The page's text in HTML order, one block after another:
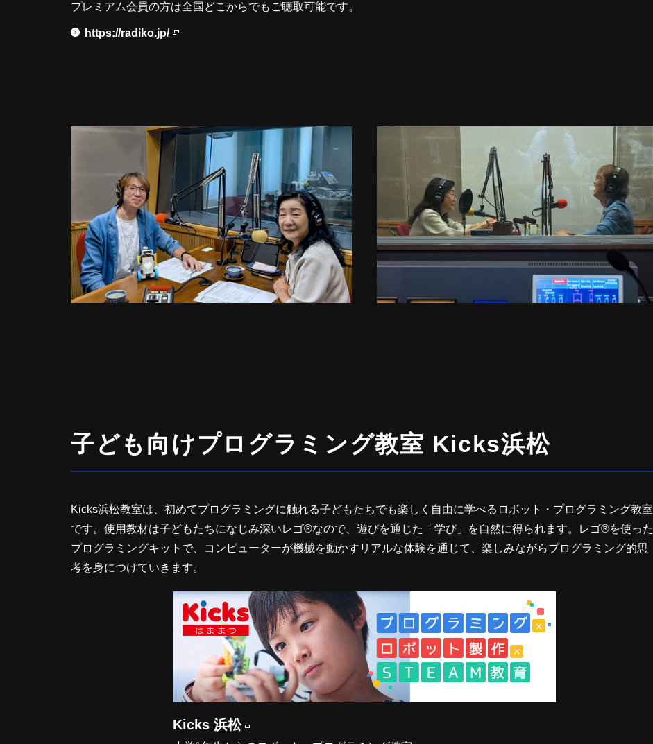
プレミアム会員の方は全国どこからでもご聴取可能です。
https://radiko.jp/
子ども向けプログラミング教室 Kicks浜松
Kicks浜松教室は、初めてプログラミングに触れる子どもたちでも楽しく自由に学べるロボット・プログラミング教室
です。使用教材は子どもたちになじみ深いレゴ®なので、遊びを通じた「学び」を自然に得られます。レゴ®を使った
プログラミングキットで、コンピューターが機械を動かすリアルな体験を通じて、楽しみながらプログラミング的思
考を身につけていきます。
Kicks 浜松